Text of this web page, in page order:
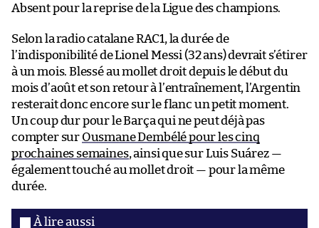
Absent pour la reprise de la Ligue des champions.
Selon la radio catalane RAC1, la durée de
l’indisponibilité de Lionel Messi (32 ans) devrait s’étirer
à un mois. Blessé au mollet droit depuis le début du
mois d’août et son retour à l’entraînement, l’Argentin
resterait donc encore sur le flanc un petit moment.
Un coup dur pour le Barça qui ne peut déjà pas
compter sur Ousmane Dembélé pour les cinq
prochaines semaines, ainsi que sur Luis Suárez —
également touché au mollet droit — pour la même
durée.